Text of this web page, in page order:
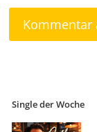
Single der Woche